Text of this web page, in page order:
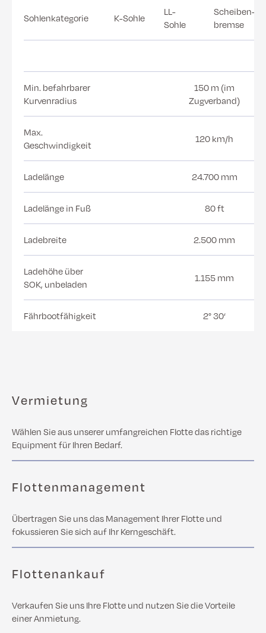
Sohlenkategorie K-Sohle
LL-
Sohle
Scheiben-
bremse
Min. befahrbarer
Kurvenradius
150 m (im
Zugverband)
Max.
Geschwindigkeit
120 km/h
Ladelänge 24.700 mm
Ladelänge in Fuß 80 ft
Ladebreite 2.500 mm
Ladehöhe über
SOK, unbeladen
1.155 mm
Fährbootfähigkeit 2° 30‘
Vermietung
Wählen Sie aus unserer umfangreichen Flotte das richtige
Equipment für Ihren Bedarf.
Flottenmanagement
Übertragen Sie uns das Management Ihrer Flotte und
fokussieren Sie sich auf Ihr Kerngeschäft.
Flottenankauf
Verkaufen Sie uns Ihre Flotte und nutzen Sie die Vorteile
einer Anmietung.